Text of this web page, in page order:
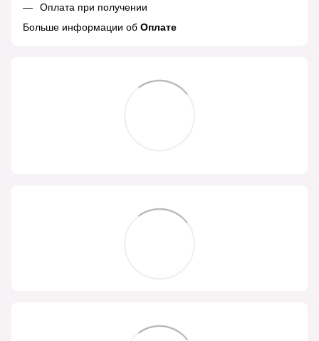
Оплата при получении
Больше информации об Оплате